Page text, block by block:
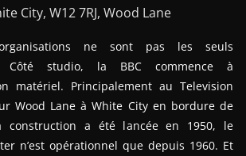
City, W12 7RJ, Wood Lane
ne sont pas les seuls
Côté studio, la BBC commence à
matériel. Principalement au Television
Wood Lane à White City en bordure de
construction a été lancée en 1950, le
n’est opérationnel que depuis 1960. Et